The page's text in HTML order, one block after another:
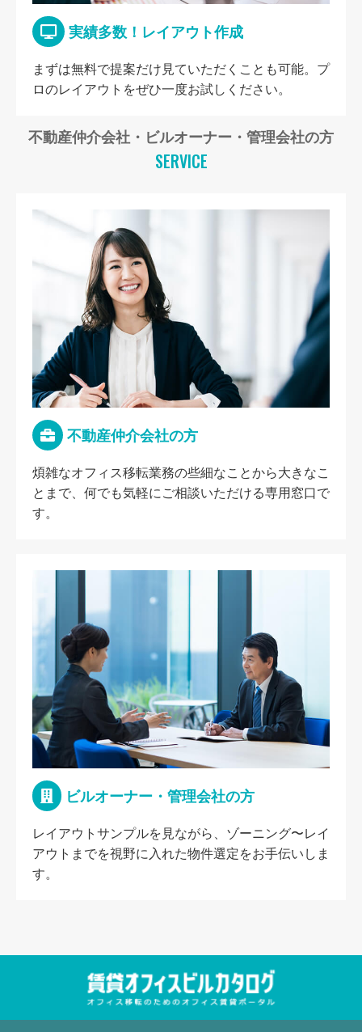
実績多数！レイアウト作成
まずは無料で提案だけ見ていただくことも可能。プ
ロのレイアウトをぜひ一度お試しください。
不動産仲介会社・ビルオーナー・管理会社の方
SERVICE
不動産仲介会社の方
煩雑なオフィス移転業務の些細なことから大きなこ
とまで、何でも気軽にご相談いただける専用窓口で
す。
ビルオーナー・管理会社の方
レイアウトサンプルを見ながら、ゾーニング〜レイ
アウトまでを視野に入れた物件選定をお手伝いしま
す。